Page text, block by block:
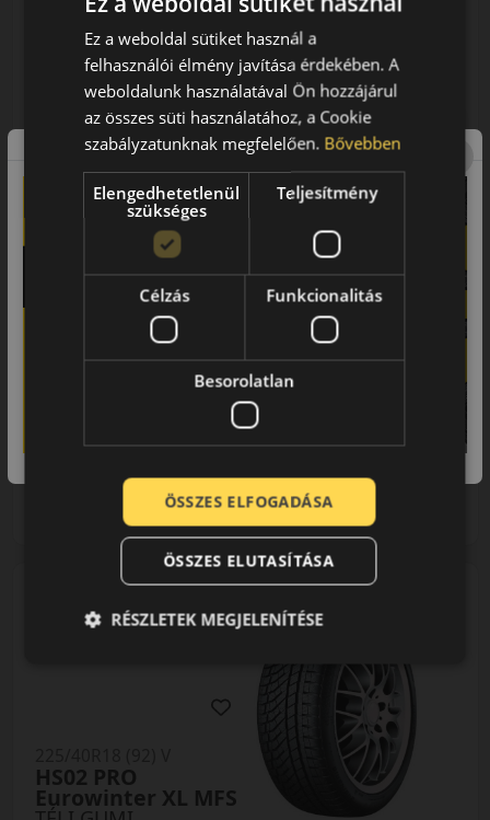
TÉLI GUMI
HS02 PRO
Eurowinter XL MFS
225/45R18 (95) V
EPREL cimke adatok:
AKÁR 5.000 FT
SZERELÉSI
KEDVEZMÉNY!
Használja a LENDÜLET
kuponkódot!
0%
7 perc
47 590 Ft
db
0 értékelés
HS02 PRO
Eurowinter XL MFS
Ez a weboldal sütiket használ a
felhasználói élmény javítása érdekében. A
weboldalunk használatával Ön hozzájárul
az összes süti használatához, a Cookie
szabályzatunknak megfelelően. Bővebben
Elengedhetetlenül
szükséges
Teljesítmény
Célzás Funkcionalitás
Besorolatlan
ÖSSZES ELFOGADÁSA
ÖSSZES ELUTASÍTÁSA
RÉSZLETEK MEGJELENÍTÉSE